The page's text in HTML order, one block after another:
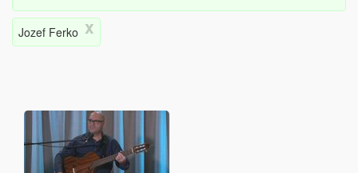
Jozef Ferko x